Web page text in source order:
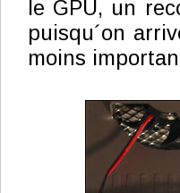
le GPU, un
puisqu´on
moins